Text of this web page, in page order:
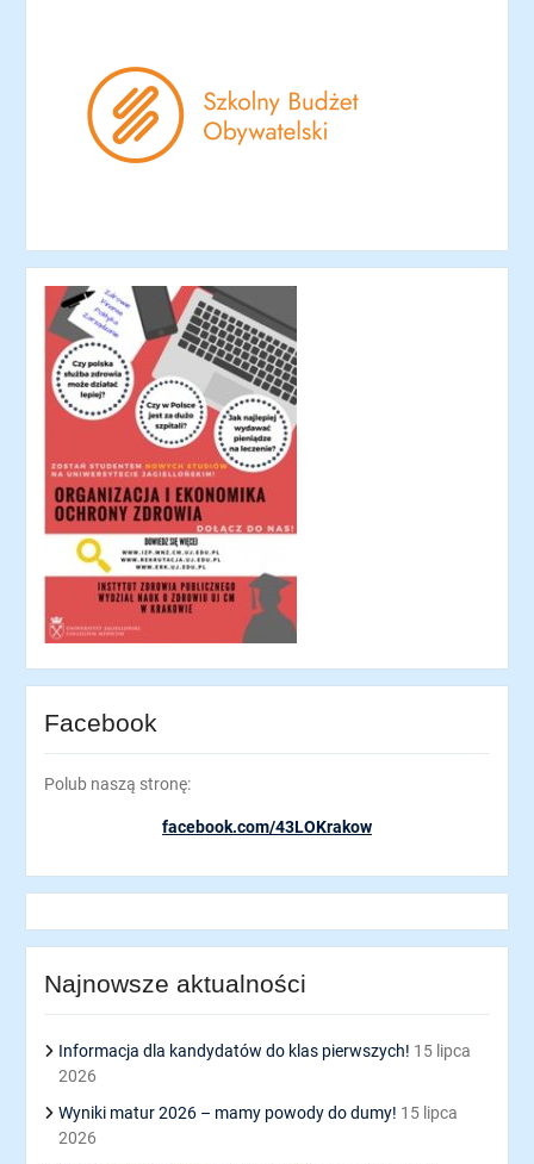
Facebook
Polub naszą stronę:
facebook.com/43LOKrakow
Najnowsze aktualności
Informacja dla kandydatów do klas pierwszych! 15 lipca
2026
Wyniki matur 2026 – mamy powody do dumy! 15 lipca
2026